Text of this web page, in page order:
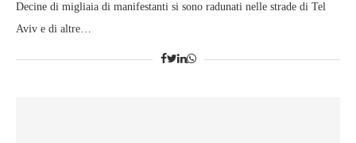
Decine di migliaia di manifestanti si sono radunati nelle strade di Tel
Aviv e di altre…